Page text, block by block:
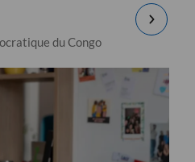
du Congo